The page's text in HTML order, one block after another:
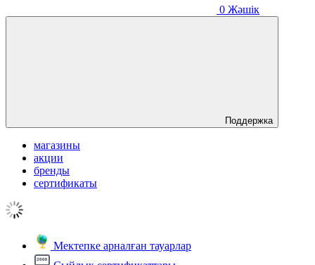
0 Жәшік
Поддержка
магазины
акции
бренды
сертификаты
Мектепке арналған тауарлар